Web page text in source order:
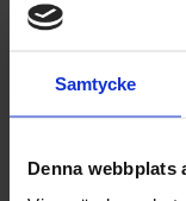
Samtycke
Denna webbplats